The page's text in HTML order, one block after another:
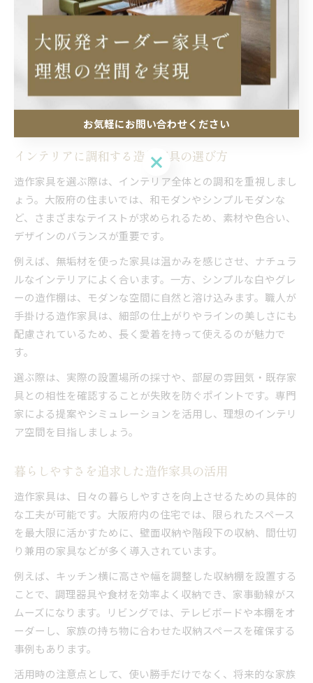
とが大切です。
オーダーメイドならではの自由度がある一方で、費用や納期
についても事前に確認しましょう。施工例として、大阪市内
のマンションでリビングとダイニングを仕切る収納兼カウン
ターを導入し、空間にメリハリと機能性を持たせたケースも
インテリアに調和する造作家具の選び方
造作家具を選ぶ際は、インテリア全体との調和を重視しまし
ょう。大阪府の住まいでは、和モダンやシンプルモダンな
ど、さまざまなテイストが求められるため、素材や色合い、
デザインのバランスが重要です。
例えば、無垢材を使った家具は温かみを感じさせ、ナチュラ
ルなインテリアによく合います。一方、シンプルな白やグレ
ーの造作棚は、モダンな空間に自然と溶け込みます。職人が
手掛ける造作家具は、細部の仕上がりやラインの美しさにも
配慮されているため、長く愛着を持って使えるのが魅力で
す。
選ぶ際は、実際の設置場所の採寸や、部屋の雰囲気・既存家
具との相性を確認することが失敗を防ぐポイントです。専門
家による提案やシミュレーションを活用し、理想のインテリ
ア空間を目指しましょう。
暮らしやすさを追求した造作家具の活用
造作家具は、日々の暮らしやすさを向上させるための具体的
な工夫が可能です。大阪府内の住宅では、限られたスペース
を最大限に活かすために、壁面収納や階段下の収納、間仕切
り兼用の家具などが多く導入されています。
例えば、キッチン横に高さや幅を調整した収納棚を設置する
ことで、調理器具や食材を効率よく収納でき、家事動線がス
ムーズになります。リビングでは、テレビボードや本棚をオ
ーダーし、家族の持ち物に合わせた収納スペースを確保する
事例もあります。
活用時の注意点として、使い勝手だけでなく、将来的な家族
お気軽にお問い合わせください
お気軽にお問い合わせください